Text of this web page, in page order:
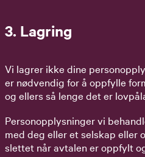
3. Lagring
Vi lagrer ikke dine
er nødvendig for å oppfylle
og ellers så lenge det er
Personopplysninger vi
med deg eller et selskap eller
slettet når avtalen er oppfylt